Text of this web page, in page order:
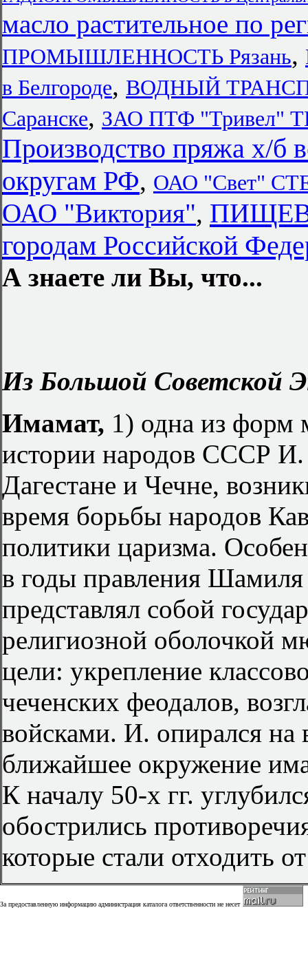
масло растительное по
ПРОМЫШЛЕННОСТЬ Рязань,
в Белгороде, ВОДНЫЙ
Саранске, ЗАО ПТФ
Производство пряжа х/б
округам РФ, ОАО "Свет"
ОАО "Виктория",
городам Российской
А знаете ли Вы, что...
Из Большой Советской
Имамат, 1) одна из форм
истории народов СССР
Дагестане и Чечне,
время борьбы народов
политики царизма.
в годы правления
представлял собой
религиозной оболочкой
цели: укрепление
чеченских феодалов,
войсками. И. опирался
ближайшее окружение
К началу 50-х гг.
обострились
которые стали отходить
За предоставленную информацию администрация каталога ответственности не несет